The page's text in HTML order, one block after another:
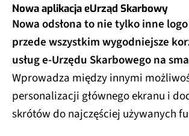
Nowa aplikacja eUrząd Skarbowy
Nowa odsłona to nie tylko inne
przede wszystkim wygodniejsze
usług e-Urzędu Skarbowego na
Wprowadza między innymi
personalizacji głównego ekranu i
skrótów do najczęściej używanych